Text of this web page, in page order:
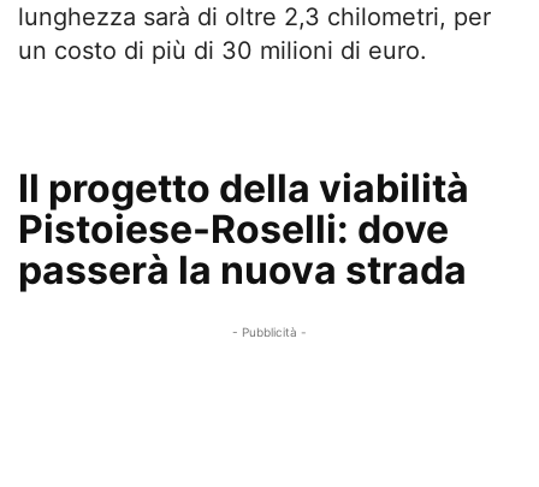
lunghezza sarà di oltre 2,3 chilometri, per
un costo di più di 30 milioni di euro.
Il progetto della viabilità
Pistoiese-Roselli: dove
passerà la nuova strada
- Pubblicità -